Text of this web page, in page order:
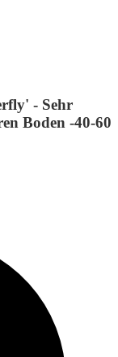
- Sehr
Boden -40-60